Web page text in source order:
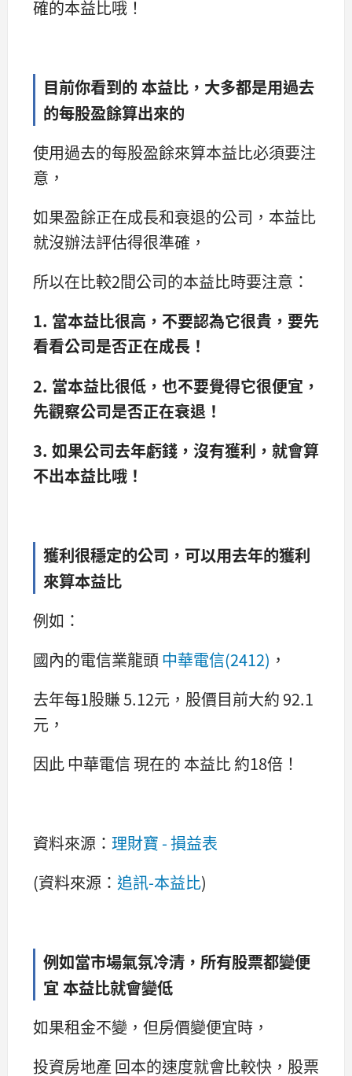
確的本益比哦！
目前你看到的 本益比，大多都是用過去
的每股盈餘算出來的
使用過去的每股盈餘來算本益比必須要注
意，
如果盈餘正在成長和衰退的公司，本益比
就沒辦法評估得很準確，
所以在比較2間公司的本益比時要注意：
1. 當本益比很高，不要認為它很貴，要先
看看公司是否正在成長！
2. 當本益比很低，也不要覺得它很便宜，
先觀察公司是否正在衰退！
3. 如果公司去年虧錢，沒有獲利，就會算
不出本益比哦！
獲利很穩定的公司，可以用去年的獲利
來算本益比
例如：
國內的電信業龍頭 中華電信(2412) ，
去年每1股賺 5.12元，股價目前大約 92.1
元，
因此 中華電信 現在的 本益比 約18倍！
資料來源： 理財寶 - 損益表
(資料來源： 追訊-本益比)
例如當市場氣氛冷清，所有股票都變便
宜 本益比就會變低
如果租金不變，但房價變便宜時，
投資房地產 回本的速度就會比較快，股票